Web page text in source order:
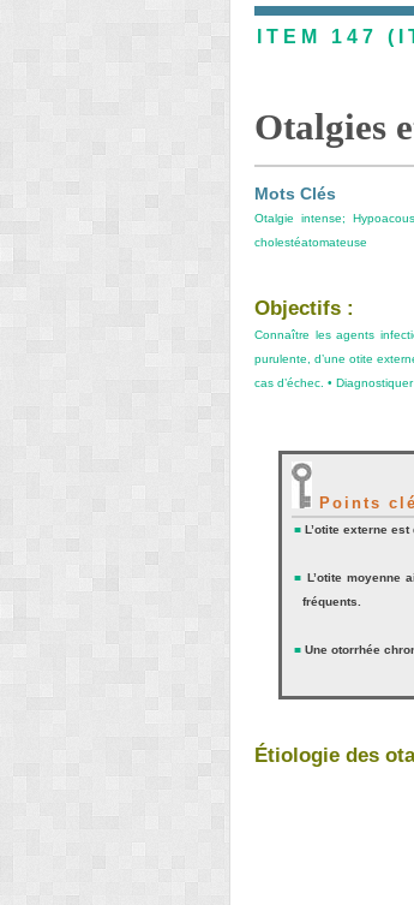
ITEM 147
Otalgies
Mots Clés
Otalgie intense;
cholestéatomateuse
Objectifs :
Connaître les agents
purulente, d’une otite
cas d’échec. •
Points
■ L’otite externe
■ L’otite moyenne
fréquents.
■ Une otorrhée
Étiologie des